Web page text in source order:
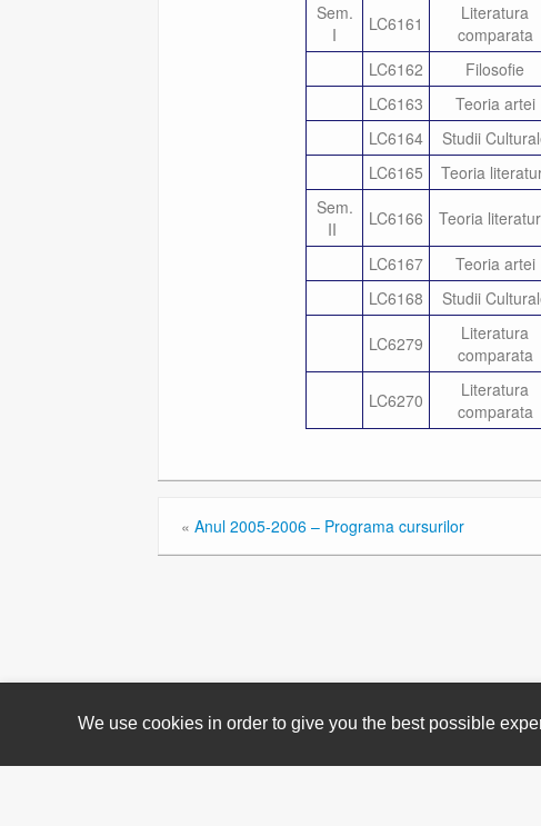
Sem.
I
LC6161
Literatura
comparata
LC6162 Filosofie
LC6163
Teoria artei
LC6164
Studii
LC6165
Teoria
Sem.
II
LC6166 Teoria
LC6167 Teoria artei
LC6168
Studii
LC6279
Literatura
comparata
LC6270
Literatura
comparata
« Anul 2005-2006 – Programa cursurilor
We use cookies in order to give you the best possible